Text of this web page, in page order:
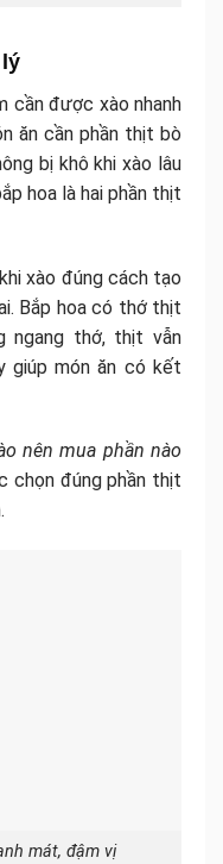
cần được xào nhanh
ăn cần phần thịt bò
bị khô khi xào lâu
hoa là hai phần thịt
xào đúng cách tạo
Bắp hoa có thớ thịt
ngang thớ, thịt vẫn
giúp món ăn có kết
nên mua phần nào
chọn đúng phần thịt
mát, đậm vị